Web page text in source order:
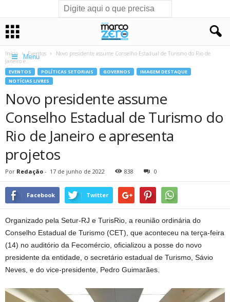
Menu
Início Eventos
Novo presidente assume Conselho Estadual de Turismo do Rio de
Janeiro e...
EVENTOS POLÍTICAS SETORIAIS GOVERNOS
IMAGEM DESTAQUE
NOTÍCIAS LIVRES
Novo presidente assume
Conselho Estadual de Turismo do
Rio de Janeiro e apresenta
projetos
Por Redação - 17 de junho de 2022 838 0
Facebook Twitter
Organizado pela Setur-RJ e TurisRio, a reunião ordinária do
Conselho Estadual de Turismo (CET), que aconteceu na terça-feira
(14) no auditório da Fecomércio, oficializou a posse do novo
presidente da entidade, o secretário estadual de Turismo, Sávio
Neves, e do vice-presidente, Pedro Guimarães.